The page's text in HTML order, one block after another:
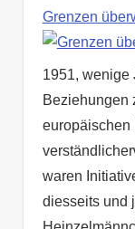
Grenzen
1951, wenige
Beziehungen
europäischen
waren
diesseits und